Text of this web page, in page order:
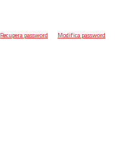
Recupera password Modifica password